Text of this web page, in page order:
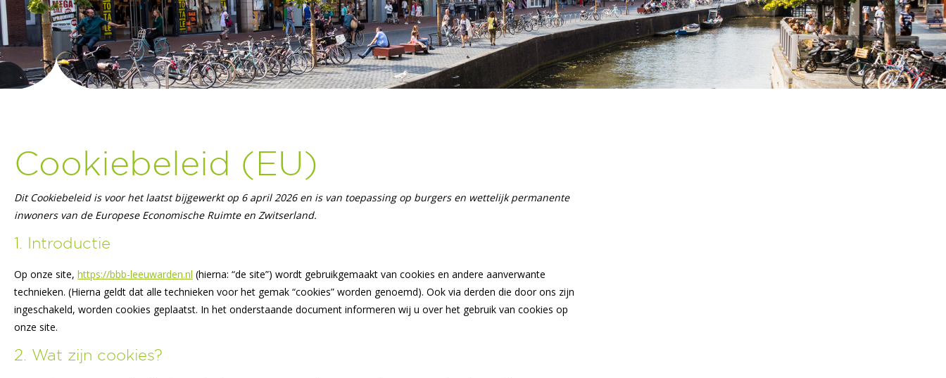
Cookiebeleid (EU)
Dit Cookiebeleid is voor het laatst bijgewerkt op 6 april 2026 en is van toepassing op burgers en wettelijk permanente
inwoners van de Europese Economische Ruimte en Zwitserland.
1. Introductie
Op onze site, https://bbb-leeuwarden.nl (hierna: “de site”) wordt gebruikgemaakt van cookies en andere aanverwante
technieken. (Hierna geldt dat alle technieken voor het gemak “cookies” worden genoemd). Ook via derden die door ons zijn
ingeschakeld, worden cookies geplaatst. In het onderstaande document informeren wij u over het gebruik van cookies op
onze site.
2. Wat zijn cookies?